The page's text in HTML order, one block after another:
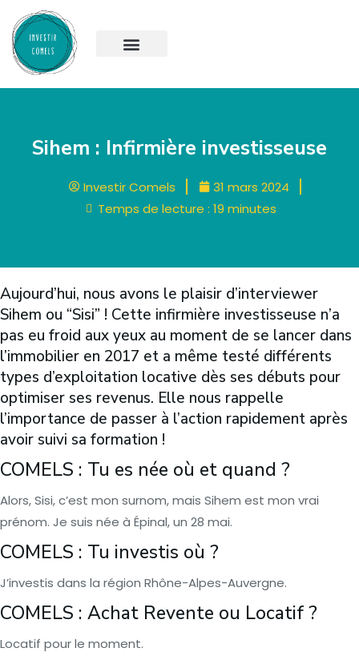
Sihem : Infirmière investisseuse
Investir Comels
31 mars 2024
Temps de lecture : 19 minutes
Aujourd’hui, nous avons le plaisir d’interviewer
Sihem ou “Sisi” ! Cette infirmière investisseuse n’a
pas eu froid aux yeux au moment de se lancer dans
l’immobilier en 2017 et a même testé différents
types d’exploitation locative dès ses débuts pour
optimiser ses revenus. Elle nous rappelle
l’importance de passer à l’action rapidement après
avoir suivi sa formation !
COMELS : Tu es née où et quand ?
Alors, Sisi, c’est mon surnom, mais Sihem est mon vrai
prénom. Je suis née à Épinal, un 28 mai.
COMELS : Tu investis où ?
J’investis dans la région Rhône-Alpes-Auvergne.
COMELS : Achat Revente ou Locatif ?
Locatif pour le moment.